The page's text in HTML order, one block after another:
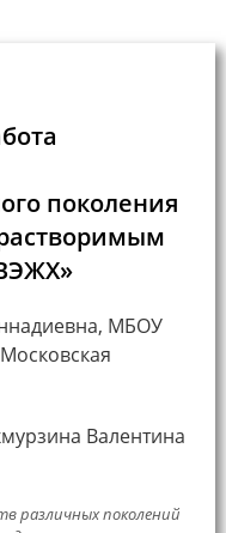
поколения
МБОУ
Валентина
различных поколений